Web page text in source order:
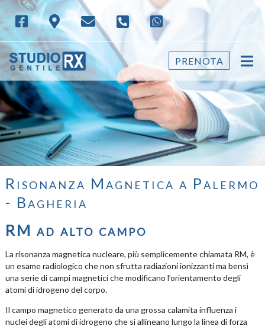
PRENOTA
Risonanza Magnetica a Palermo
- Bagheria
RM ad alto campo
La risonanza magnetica nucleare, più semplicemente chiamata RM, è
un esame radiologico che non sfrutta radiazioni ionizzanti ma bensì
una serie di campi magnetici che modificano l’orientamento degli
atomi di idrogeno del corpo.
Il campo magnetico generato da una grossa calamita influenza i
nuclei degli atomi di idrogeno che si allineano lungo la linea di forza